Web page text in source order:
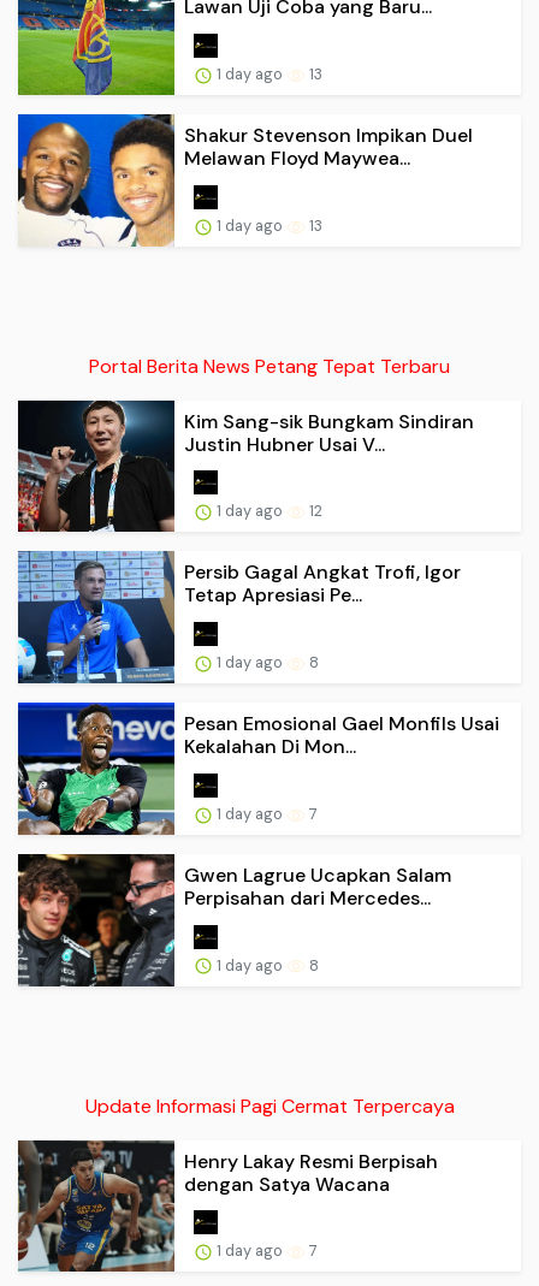
Lawan Uji Coba yang Baru...
1 day ago 13
Shakur Stevenson Impikan Duel
Melawan Floyd Maywea...
1 day ago 13
Portal Berita News Petang Tepat Terbaru
Kim Sang-sik Bungkam Sindiran
Justin Hubner Usai V...
1 day ago 12
Persib Gagal Angkat Trofi, Igor
Tetap Apresiasi Pe...
1 day ago 8
Pesan Emosional Gael Monfils Usai
Kekalahan Di Mon...
1 day ago 7
Gwen Lagrue Ucapkan Salam
Perpisahan dari Mercedes...
1 day ago 8
Update Informasi Pagi Cermat Terpercaya
Henry Lakay Resmi Berpisah
dengan Satya Wacana
1 day ago 7